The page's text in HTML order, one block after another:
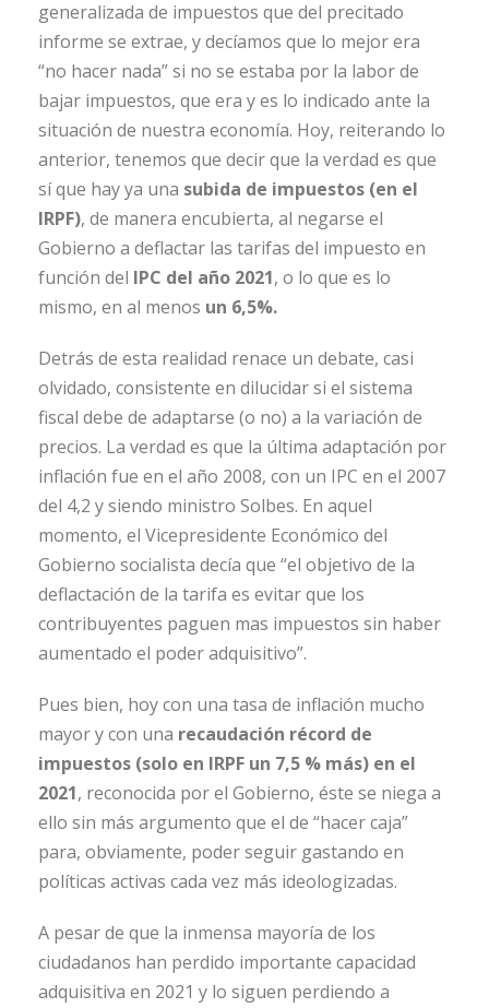
generalizada de impuestos que del precitado
informe se extrae, y decíamos que lo mejor era
“no hacer nada” si no se estaba por la labor de
bajar impuestos, que era y es lo indicado ante la
situación de nuestra economía. Hoy, reiterando lo
anterior, tenemos que decir que la verdad es que
sí que hay ya una subida de impuestos (en el
IRPF), de manera encubierta, al negarse el
Gobierno a deflactar las tarifas del impuesto en
función del IPC del año 2021, o lo que es lo
mismo, en al menos un 6,5%.
Detrás de esta realidad renace un debate, casi
olvidado, consistente en dilucidar si el sistema
fiscal debe de adaptarse (o no) a la variación de
precios. La verdad es que la última adaptación por
inflación fue en el año 2008, con un IPC en el 2007
del 4,2 y siendo ministro Solbes. En aquel
momento, el Vicepresidente Económico del
Gobierno socialista decía que “el objetivo de la
deflactación de la tarifa es evitar que los
contribuyentes paguen mas impuestos sin haber
aumentado el poder adquisitivo”.
Pues bien, hoy con una tasa de inflación mucho
mayor y con una recaudación récord de
impuestos (solo en IRPF un 7,5 % más) en el
2021, reconocida por el Gobierno, éste se niega a
ello sin más argumento que el de “hacer caja”
para, obviamente, poder seguir gastando en
políticas activas cada vez más ideologizadas.
A pesar de que la inmensa mayoría de los
ciudadanos han perdido importante capacidad
adquisitiva en 2021 y lo siguen perdiendo a